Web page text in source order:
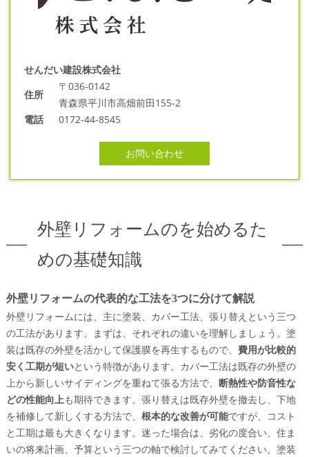
せんだい建設株式会社
住所
〒036-0142
青森県平川市高畑前田155-2
電話
0172-44-8545
お問い合わせ
外壁リフォームのを始めるた
めの基礎知識
外壁リフォームの代表的な工法を3つに分けて解説
外壁リフォームには、主に塗装、カバー工法、張り替えという三つ
の工法があります。まずは、それぞれの違いを理解しましょう。塗
装は既存の外壁を活かして保護膜を再生するもので、 費用が比較的
安く工期が短いという特徴があります。カバー工法は既存の外壁の
上から新しいサイディングを重ねて張る方法で、 断熱性や防音性な
どの性能向上も期待できます。張り替えは既存外壁を撤去し、下地
を補修して新しくする方法で、 根本的な改善が可能ですが、コスト
と工期は最も大きくなります。迷った場合は、劣化の度合い、住ま
いの将来計画、予算という三つの軸で検討してみてください。塗装